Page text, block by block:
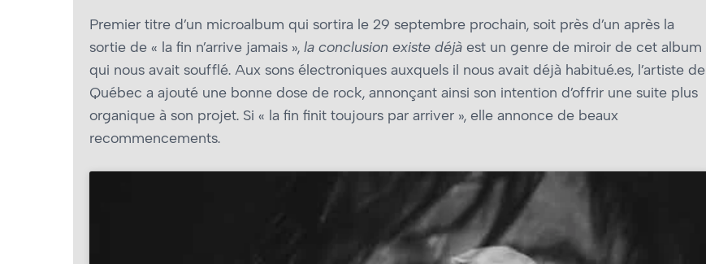
Premier titre d’un microalbum qui sortira le 29 septembre prochain, soit près d’un après la
sortie de « la fin n’arrive jamais », la conclusion existe déjà est un genre de miroir de cet album
qui nous avait soufflé. Aux sons électroniques auxquels il nous avait déjà habitué.es, l’artiste de
Québec a ajouté une bonne dose de rock, annonçant ainsi son intention d’offrir une suite plus
organique à son projet. Si « la fin finit toujours par arriver », elle annonce de beaux
recommencements.